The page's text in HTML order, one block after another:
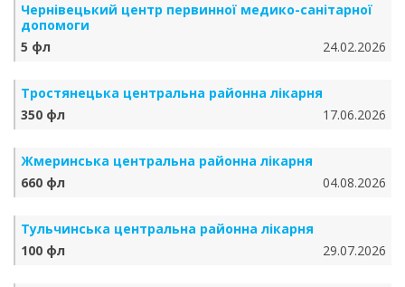
Чернівецький центр первинної медико-санітарної
допомоги
5 фл
24.02.2026
Тростянецька центральна районна лікарня
350 фл
17.06.2026
Жмеринська центральна районна лікарня
660 фл
04.08.2026
Тульчинська центральна районна лікарня
100 фл
29.07.2026